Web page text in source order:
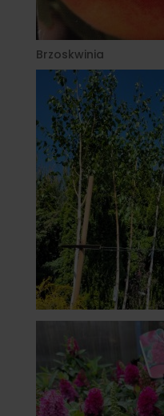
Brzoskwinia